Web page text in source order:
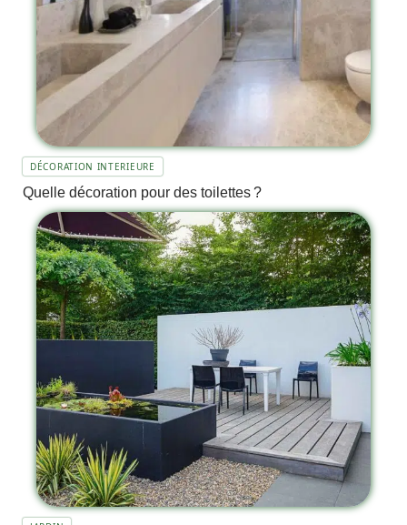
DÉCORATION INTERIEURE
Quelle décoration pour des toilettes ?